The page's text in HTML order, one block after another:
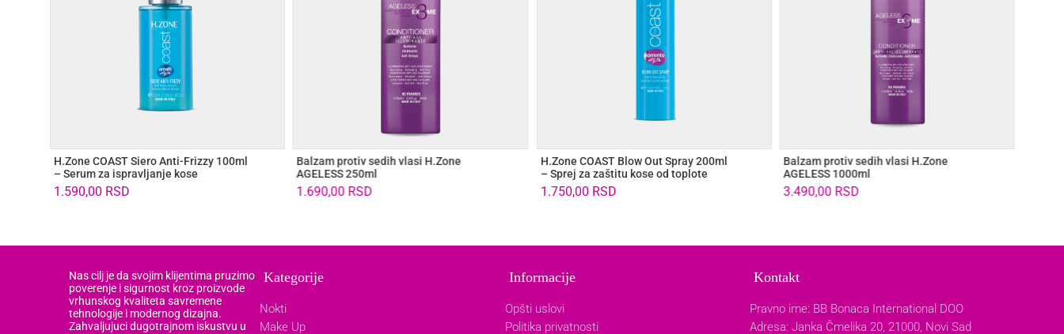
H.Zone COAST Siero Anti-Frizzy 100ml
– Serum za ispravljanje kose
1.590,00 RSD
Balzam protiv sedih vlasi H.Zone
AGELESS 250ml
1.690,00 RSD
H.Zone COAST Blow Out Spray 200ml
– Sprej za zaštitu kose od toplote
1.750,00 RSD
Balzam protiv sedih vlasi H.Zone
AGELESS 1000ml
3.490,00 RSD
Nas cilj je da svojim klijentima pruzimo
poverenje i sigurnost kroz proizvode
vrhunskog kvaliteta savremene
tehnologije i modernog dizajna.
Zahvaljujuci dugotrajnom iskustvu u
Kategorije
Nokti
Make Up
Informacije
Opšti uslovi
Politika privatnosti
Kontakt
Pravno ime: BB Bonaca International DOO
Adresa: Janka Čmelika 20, 21000, Novi Sad